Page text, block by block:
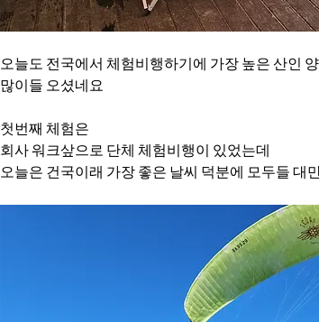
오늘도 전국에서 체험비행하기에 가장 높은 산인
많이들 오셨네요
첫번째 체험은
회사 워크샆으로 단체 체험비행이 있었는데
오늘은 건국이래 가장 좋은 날씨 덕분에 모두들 대